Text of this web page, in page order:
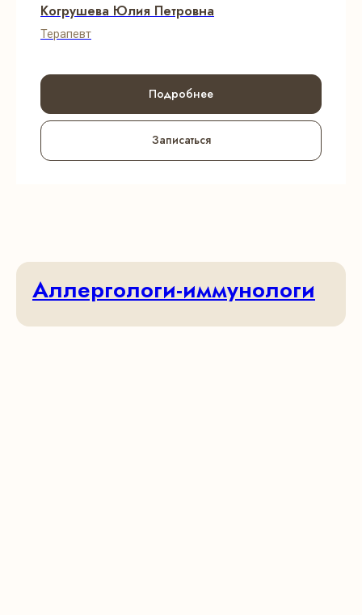
Когрушева Юлия Петровна
Терапевт
Подробнее
Записаться
Аллергологи-иммунологи